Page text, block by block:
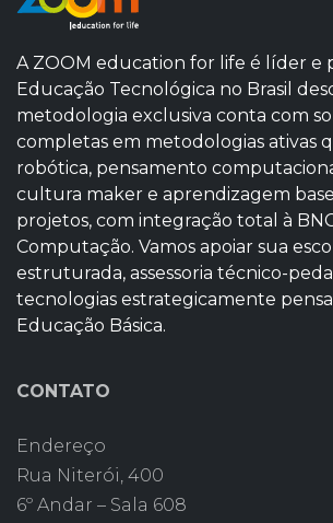
A ZOOM education for life é líder e
Educação Tecnológica no Brasil
metodologia exclusiva conta com
completas em metodologias ativas
robótica, pensamento
cultura maker e aprendizagem
projetos, com integração total à
Computação. Vamos apoiar sua
estruturada, assessoria técnico-
tecnologias estrategicamente
Educação Básica.
CONTATO
Endereço
Rua Niterói, 400
6º Andar – Sala 608